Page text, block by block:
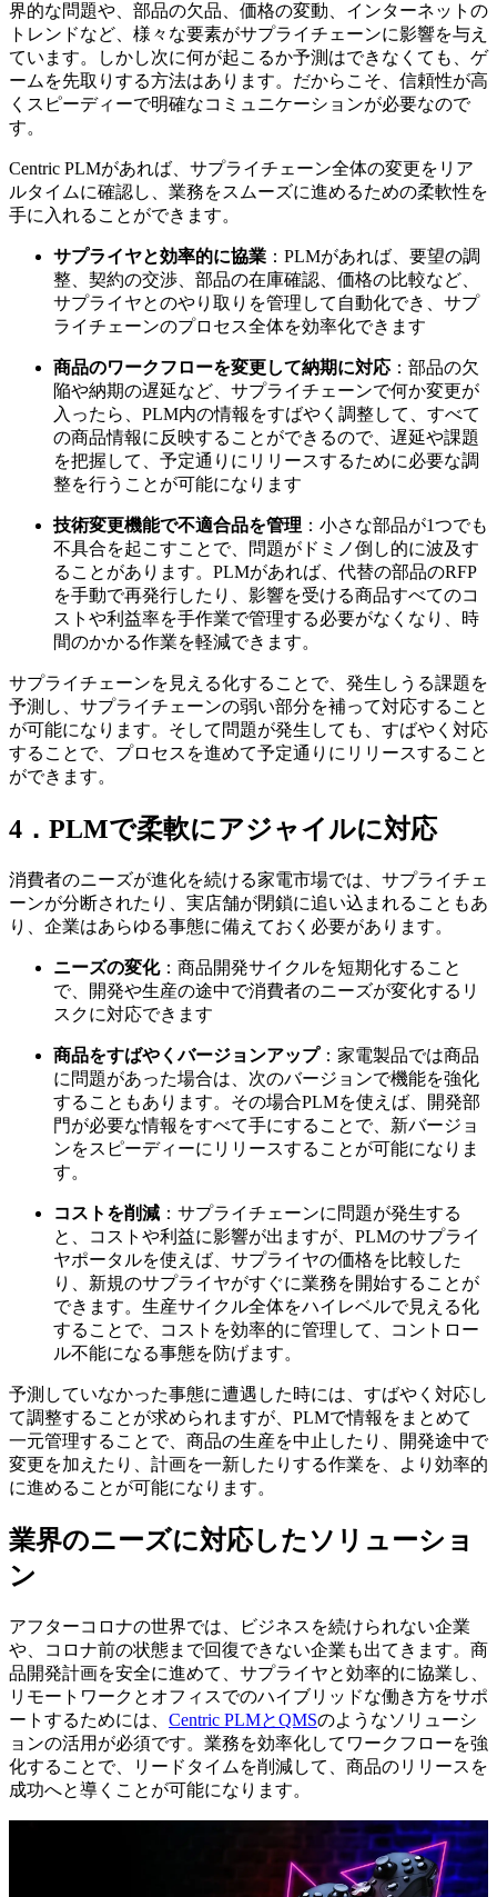
界的な問題や、部品の欠品、価格の変動、インターネットの
トレンドなど、様々な要素がサプライチェーンに影響を与え
ています。しかし次に何が起こるか予測はできなくても、ゲ
ームを先取りする方法はあります。だからこそ、信頼性が高
くスピーディーで明確なコミュニケーションが必要なので
す。
Centric PLMがあれば、サプライチェーン全体の変更をリア
ルタイムに確認し、業務をスムーズに進めるための柔軟性を
手に入れることができます。
サプライヤと効率的に協業 ：PLMがあれば、要望の調
整、契約の交渉、部品の在庫確認、価格の比較など、
サプライヤとのやり取りを管理して自動化でき、サプ
ライチェーンのプロセス全体を効率化できます
商品のワークフローを変更して納期に対応 ：部品の欠
陥や納期の遅延など、サプライチェーンで何か変更が
入ったら、PLM内の情報をすばやく調整して、すべて
の商品情報に反映することができるので、遅延や課題
を把握して、予定通りにリリースするために必要な調
整を行うことが可能になります
技術変更機能で不適合品を管理 ：小さな部品が1つでも
不具合を起こすことで、問題がドミノ倒し的に波及す
ることがあります。PLMがあれば、代替の部品のRFP
を手動で再発行したり、影響を受ける商品すべてのコ
ストや利益率を手作業で管理する必要がなくなり、時
間のかかる作業を軽減できます。
サプライチェーンを見える化することで、発生しうる課題を
予測し、サプライチェーンの弱い部分を補って対応すること
が可能になります。そして問題が発生しても、すばやく対応
することで、プロセスを進めて予定通りにリリースすること
ができます。
4．PLMで柔軟にアジャイルに対応
消費者のニーズが進化を続ける家電市場では、サプライチェ
ーンが分断されたり、実店舗が閉鎖に追い込まれることもあ
り、企業はあらゆる事態に備えておく必要があります。
ニーズの変化：商品開発サイクルを短期化すること
で、開発や生産の途中で消費者のニーズが変化するリ
スクに対応できます
商品をすばやくバージョンアップ：家電製品では商品
に問題があった場合は、次のバージョンで機能を強化
することもあります。その場合PLMを使えば、開発部
門が必要な情報をすべて手にすることで、新バージョ
ンをスピーディーにリリースすることが可能になりま
す。
コストを削減 ：サプライチェーンに問題が発生する
と、コストや利益に影響が出ますが、PLMのサプライ
ヤポータルを使えば、サプライヤの価格を比較した
り、新規のサプライヤがすぐに業務を開始することが
できます。生産サイクル全体をハイレベルで見える化
することで、コストを効率的に管理して、コントロー
ル不能になる事態を防げます。
予測していなかった事態に遭遇した時には、すばやく対応し
て調整することが求められますが、PLMで情報をまとめて
一元管理することで、商品の生産を中止したり、開発途中で
変更を加えたり、計画を一新したりする作業を、より効率的
に進めることが可能になります。
業界のニーズに対応したソリューショ
ン
アフターコロナの世界では、ビジネスを続けられない企業
や、コロナ前の状態まで回復できない企業も出てきます。商
品開発計画を安全に進めて、サプライヤと効率的に協業し、
リモートワークとオフィスでのハイブリッドな働き方をサポ
ートするためには、 Centric PLMとQMSのようなソリューシ
ョンの活用が必須です。業務を効率化してワークフローを強
化することで、リードタイムを削減して、商品のリリースを
成功へと導くことが可能になります。